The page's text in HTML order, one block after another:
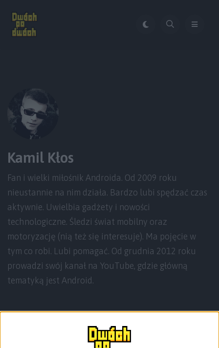
Kamil Kłos
Fan i wielki miłośnik Androida. Od 2009 roku
nieustannie na nim działa. Bardzo lubi spędzać czas
aktywnie. Uwielbia gadżety i nowości
technologiczne. Śledzi świat mobilny oraz
motoryzację (nią też się interesuje). Ma pojęcie w
tym co robi. Lubi pomagać. Od grudnia 2012 roku
prowadzi swój kanał na YouTube, gdzie główną
tematyką jest Android.